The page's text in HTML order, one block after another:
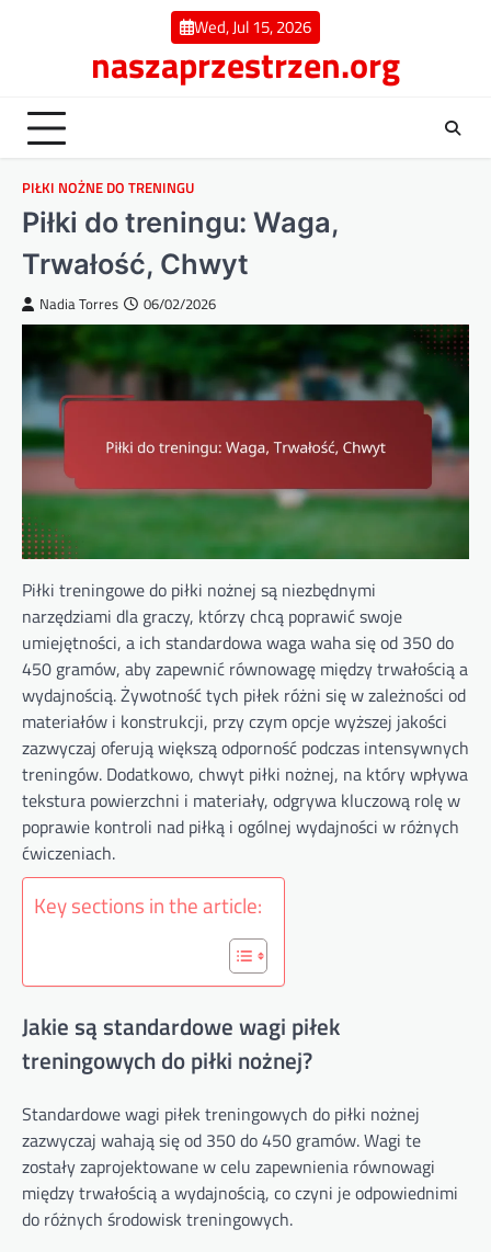
Wed, Jul 15, 2026
naszaprzestrzen.org
PIŁKI NOŻNE DO TRENINGU
Piłki do treningu: Waga,
Trwałość, Chwyt
Nadia Torres 06/02/2026
Piłki treningowe do piłki nożnej są niezbędnymi
narzędziami dla graczy, którzy chcą poprawić swoje
umiejętności, a ich standardowa waga waha się od 350 do
450 gramów, aby zapewnić równowagę między trwałością a
wydajnością. Żywotność tych piłek różni się w zależności od
materiałów i konstrukcji, przy czym opcje wyższej jakości
zazwyczaj oferują większą odporność podczas intensywnych
treningów. Dodatkowo, chwyt piłki nożnej, na który wpływa
tekstura powierzchni i materiały, odgrywa kluczową rolę w
poprawie kontroli nad piłką i ogólnej wydajności w różnych
ćwiczeniach.
Key sections in the article:
Jakie są standardowe wagi piłek
treningowych do piłki nożnej?
Standardowe wagi piłek treningowych do piłki nożnej
zazwyczaj wahają się od 350 do 450 gramów. Wagi te
zostały zaprojektowane w celu zapewnienia równowagi
między trwałością a wydajnością, co czyni je odpowiednimi
do różnych środowisk treningowych.